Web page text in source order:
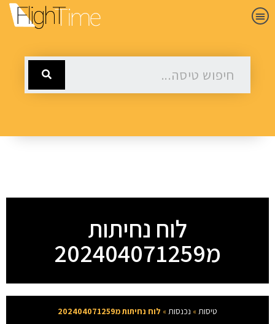
לוח נחיתות
מ202404071259
טיסות » נכנסות » לוח נחיתות מ202404071259